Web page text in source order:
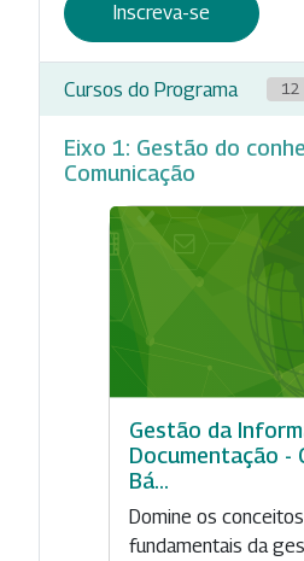
Inscreva-se
Cursos do Programa 12
Eixo 1: Gestão do
Comunicação
Gestão da
Documentação -
Bá...
Domine os conceitos
fundamentais da